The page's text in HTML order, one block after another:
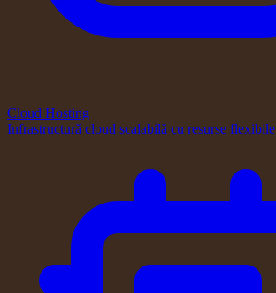
Cloud Hosting
Infrastructură cloud scalabilă cu resurse flexibile